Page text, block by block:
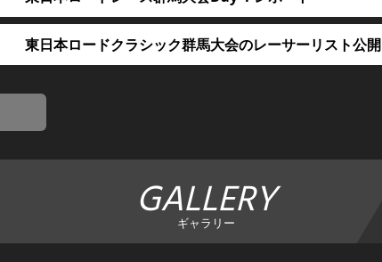
東日本ロードクラシック群馬大会のレーサーリスト公開
GALLERY
ギャラリー